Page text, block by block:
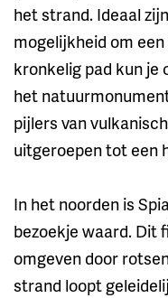
het strand. Ideaal
mogelijkheid om
kronkelig pad kun je
het
pijlers van
uitgeroepen tot een
In het noorden is
bezoekje waard. Dit
omgeven door
strand loopt